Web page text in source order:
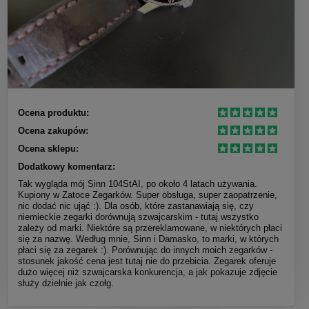
Ocena produktu:
Ocena zakupów:
Ocena sklepu:
Dodatkowy komentarz:
Tak wygląda mój Sinn 104StAI, po około 4 latach używania.
Kupiony w Zatoce Zegarków. Super obsługa, super zaopatrzenie,
nic dodać nic ująć :). Dla osób, które zastanawiają się, czy
niemieckie zegarki dorównują szwajcarskim - tutaj wszystko
zależy od marki. Niektóre są przereklamowane, w niektórych płaci
się za nazwę. Według mnie, Sinn i Damasko, to marki, w których
płaci się za zegarek :). Porównując do innych moich zegarków -
stosunek jakość cena jest tutaj nie do przebicia. Zegarek oferuje
dużo więcej niż szwajcarska konkurencja, a jak pokazuje zdjęcie
służy dzielnie jak czołg.